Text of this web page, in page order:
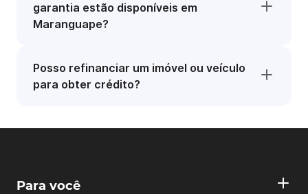
garantia estão disponíveis em
Maranguape?
Posso refinanciar um imóvel ou veículo
para obter crédito?
Para você